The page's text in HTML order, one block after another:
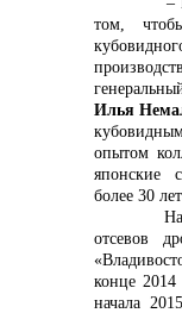
том,
Илья
опытом
японские
более 30
отсевов
конце 2014
начала